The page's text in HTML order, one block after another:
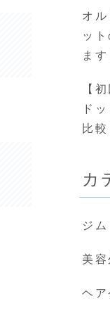
オ
ッ
ます
【
ド
比較
カ
ジ
美容
ヘア